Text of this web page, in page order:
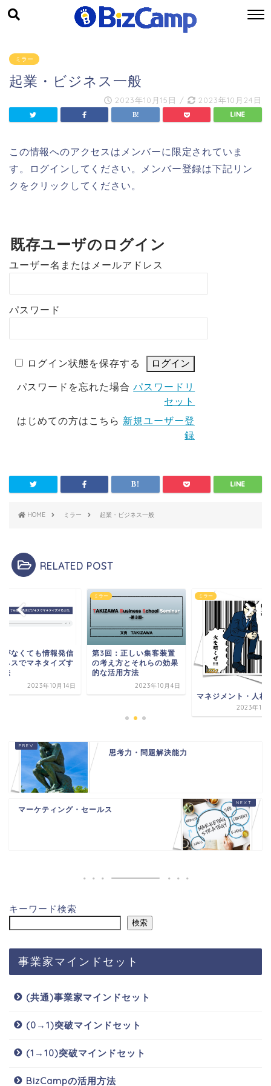
ミラー
起業・ビジネス一般
2023年10月15日 / 2023年10月24日
この情報へのアクセスはメンバーに限定されていま
す。ログインしてください。メンバー登録は下記リン
クをクリックしてください。
既存ユーザのログイン
ユーザー名またはメールアドレス
パスワード
ログイン状態を保存する
パスワードを忘れた場合パスワードリ
セット
はじめての方はこちら 新規ユーザー登
録
HOME ミラー 起業・ビジネス一般
RELATED POST
がなくても情報発信
ネスでマネタイズす
法
2023年10月14日
ミラー
第3回：正しい集客装置
の考え方とそれらの効果
的な活用方法
2023年10月4日
ミラー
マネジメント・人材
2023年10
思考力・問題解決能力
マーケティング・セールス
キーワード検索
検索
事業家マインドセット
(共通)事業家マインドセット
(0→1)突破マインドセット
(1→10)突破マインドセット
BizCampの活用方法